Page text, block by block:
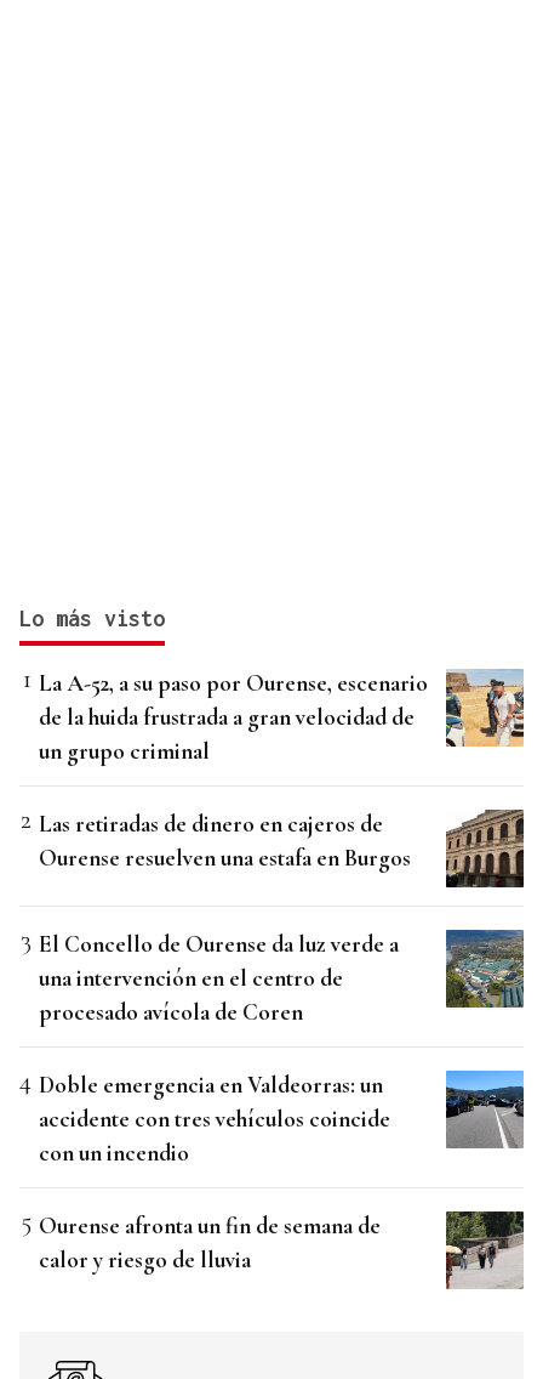
Lo más visto
La A-52, a su paso por Ourense, escenario
de la huida frustrada a gran velocidad de
un grupo criminal
Las retiradas de dinero en cajeros de
Ourense resuelven una estafa en Burgos
El Concello de Ourense da luz verde a
una intervención en el centro de
procesado avícola de Coren
Doble emergencia en Valdeorras: un
accidente con tres vehículos coincide
con un incendio
Ourense afronta un fin de semana de
calor y riesgo de lluvia